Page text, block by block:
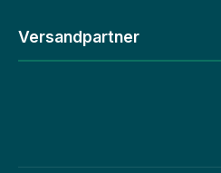
Versandpartner